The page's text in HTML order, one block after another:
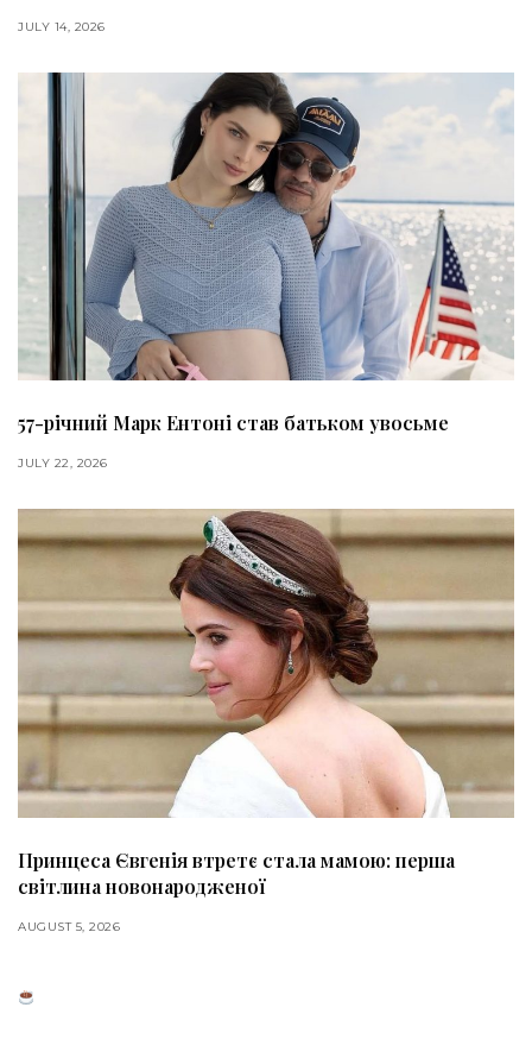
JULY 14, 2026
57-річний Марк Ентоні став батьком увосьме
JULY 22, 2026
Принцеса Євгенія втретє стала мамою: перша
світлина новонародженої
AUGUST 5, 2026